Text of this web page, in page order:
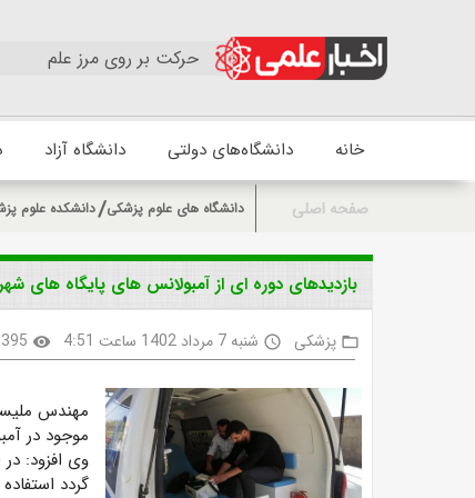
حرکت بر روی مرز علم
خانه دانشگاه‌های دولتی دانشگاه آزاد
صفحه اصلی دانشگاه های علوم پزشکی دانشکده علوم
بازدیدهای دوره ای از آمبولانس های پایگاه های
folder_open پزشکی access_time شنبه 7 مرداد 1402 ساعت 4:51 visibility
395
مهندس
موجود در
وی افزود:
گردد